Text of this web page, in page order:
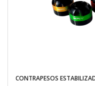
CONTRAPESOS